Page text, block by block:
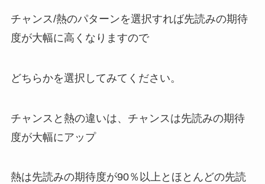
チャンス/熱のパターンを選択すれば先読みの期待
度が大幅に高くなりますので
どちらかを選択してみてください。
チャンスと熱の違いは、チャンスは先読みの期待
度が大幅にアップ
熱は先読みの期待度が90％以上とほとんどの先読